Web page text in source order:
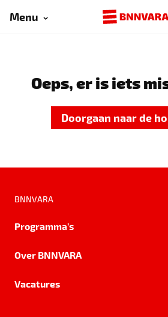
Menu
Oeps, er is iets
Doorgaan naar de
BNNVARA
Programma's
Over BNNVARA
Vacatures